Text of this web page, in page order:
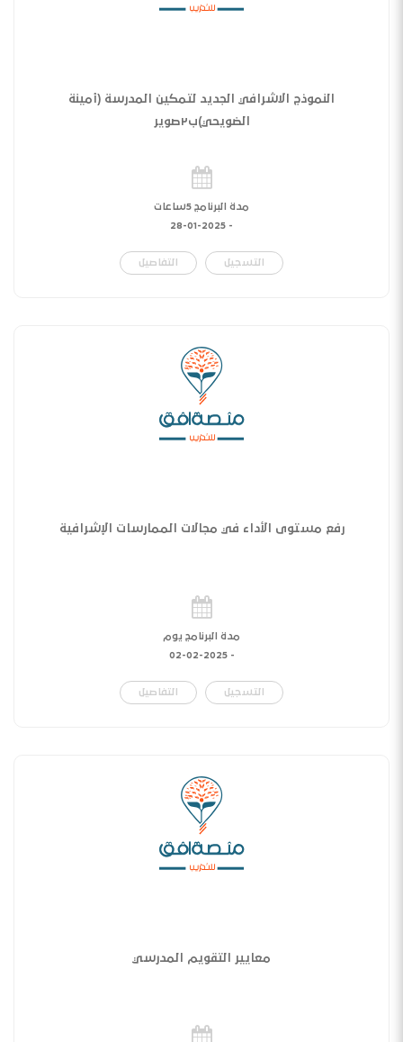
النموذج الاشرافي الجديد لتمكين المدرسة (أمينة
الضويحي)ب٢صوير
مدة البرنامج 5ساعات
-
28-01-2025
التسجيل التفاصيل
رفع مستوى الأداء في مجالات الممارسات الإشرافية
مدة البرنامج يوم
-
02-02-2025
التسجيل التفاصيل
معايير التقويم المدرسي